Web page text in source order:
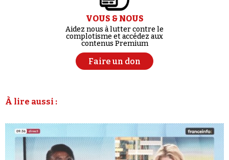
VOUS & NOUS
Aidez nous à lutter contre le
complotisme et accédez aux
contenus Premium
Faire un don
À lire aussi :